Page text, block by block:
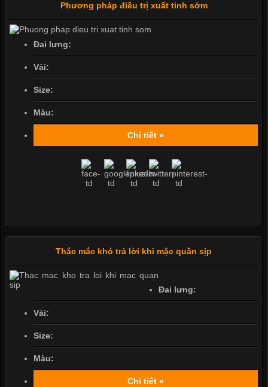
Phương pháp điều trị xuất tinh sớm
Đai lưng:
Vải:
Size:
Màu:
Chi tiết »
Thắc mắc khó trả lời khi mặc quần sịp
Đai lưng:
Vải:
Size:
Màu:
Chi tiết »